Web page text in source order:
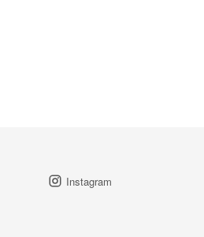
Instagram